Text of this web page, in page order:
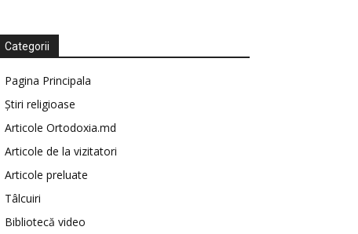
Categorii
Pagina Principala
Știri religioase
Articole Ortodoxia.md
Articole de la vizitatori
Articole preluate
Tâlcuiri
Bibliotecă video